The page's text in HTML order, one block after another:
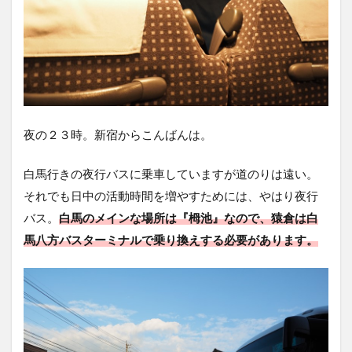
夜の２３時。新宿からこんばんは。
白馬行きの夜行バスに乗車していますが道のりは遠い。
それでも日中の活動時間を増やすためには、やはり夜行
バス。 白馬のメインな場所は『栂池』なので、猿倉は白
馬八方バスターミナルで乗り換えする必要があります。